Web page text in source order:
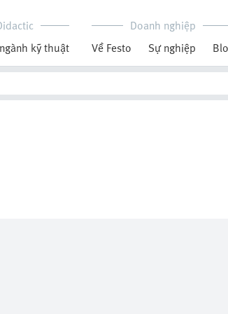
kỹ thuật
Doanh nghiệp
Về Festo
Sự nghiệp